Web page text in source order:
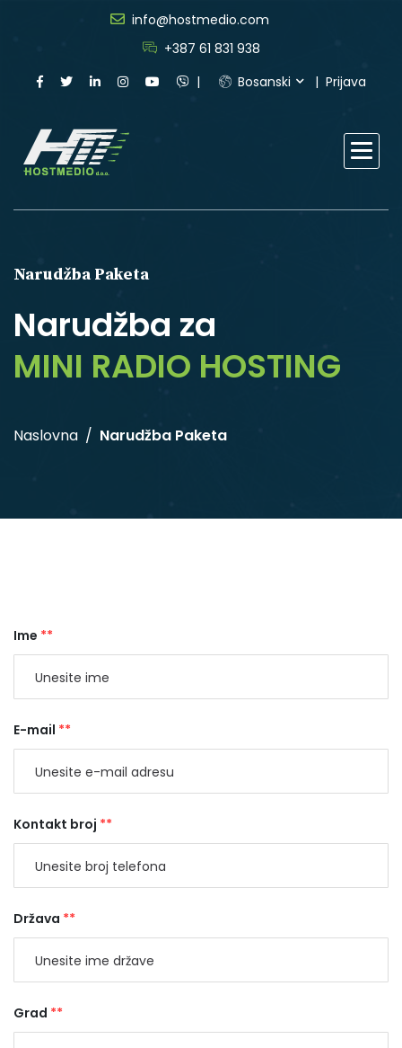
info@hostmedio.com
+387 61 831 938
Bosanski
Prijava
Narudžba Paketa
Narudžba za
MINI RADIO HOSTING
Naslovna Narudžba Paketa
Ime **
E-mail **
Kontakt broj **
Država **
Grad **